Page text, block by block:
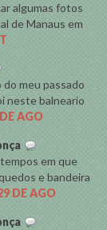
algumas fotos
de Manaus em
meu passado
neste balneario
AGO
em que
e bandeira
DE AGO